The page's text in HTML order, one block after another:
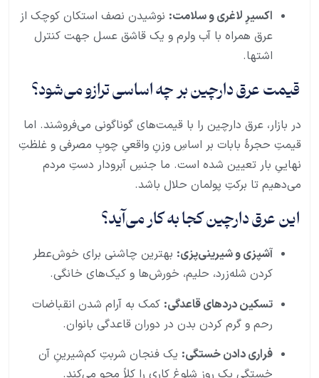
اکسیرِ لاغری و سلامت: نوشیدن نصف استکان کوچک از
عرق همراه با آب ولرم و یک قاشق عسل جهت کنترل
اشتها.
قیمت عرق دارچین بر چه اساسی ترازو می‌شود؟
در بازار، عرق دارچین را با قیمت‌های گوناگونی می‌فروشند. اما
قیمتِ حجرهٔ بابات بر اساسِ وزنِ واقعیِ چوبِ مصرفی و غلظتِ
نهاییِ بار تعیین شده است. ما جنسِ آبرودار دستِ مردم
می‌دهیم تا برکتِ پولمان حلال باشد.
این عرق دارچین کجا به کار می‌آید؟
آشپزی و شیرینی‌پزی: بهترین چاشنی برای خوش‌عطر
کردن شله‌زرد، حلیم، خورش‌ها و کیک‌های خانگی.
تسکین دردهای قاعدگی: کمک به آرام شدن انقباضات
رحم و گرم کردن بدن در دوران قاعدگی بانوان.
فراری دادن خستگی: یک فنجان شربتِ کم‌شیرینِ آن
خستگیِ یک روز شلوغ کاری را کلاً محو می‌کند.